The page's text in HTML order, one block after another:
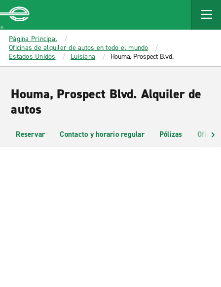
MAIN
CONTENT
Enterprise
Página Principal
Oficinas de alquiler de autos en todo el mundo
Estados Unidos
Luisiana Houma, Prospect Blvd.
Houma, Prospect Blvd. Alquiler de
autos
Reservar Contacto y horario regular Pólizas